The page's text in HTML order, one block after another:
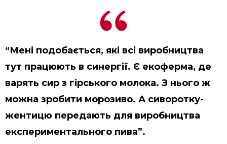
“Мені подобається, які всі виробництва
тут працюють в синергії. Є екоферма, де
варять сир з гірського молока. З нього ж
можна зробити морозиво. А сиворотку-
жентицю передають для виробництва
експериментального пива”.